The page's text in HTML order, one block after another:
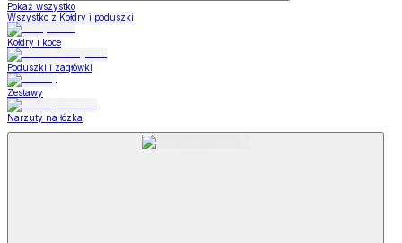
Pokaż wszystko
Wszystko z Kołdry i poduszki
Kołdry i koce
Poduszki i zagłówki
Zestawy
Narzuty na łózka